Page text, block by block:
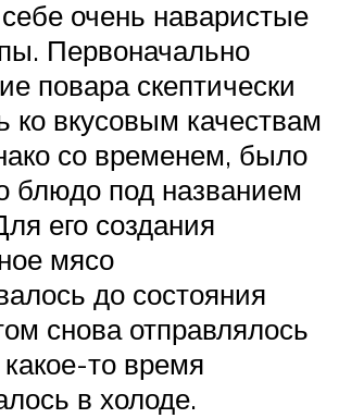
очень наваристые
Первоначально
повара скептически
ко вкусовым качествам
со временем, было
блюдо под названием
его создания
мясо
до состояния
снова отправлялось
то время
в холоде.